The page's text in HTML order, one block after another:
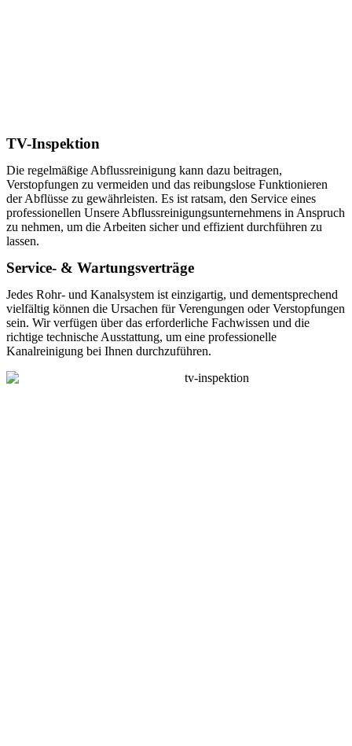
TV-Inspektion
Die regelmäßige Abflussreinigung kann dazu beitragen,
Verstopfungen zu vermeiden und das reibungslose Funktionieren
der Abflüsse zu gewährleisten. Es ist ratsam, den Service eines
professionellen Unsere Abflussreinigungsunternehmens in Anspruch
zu nehmen, um die Arbeiten sicher und effizient durchführen zu
lassen.
Service- & Wartungsverträge
Jedes Rohr- und Kanalsystem ist einzigartig, und dementsprechend
vielfältig können die Ursachen für Verengungen oder Verstopfungen
sein. Wir verfügen über das erforderliche Fachwissen und die
richtige technische Ausstattung, um eine professionelle
Kanalreinigung bei Ihnen durchzuführen.